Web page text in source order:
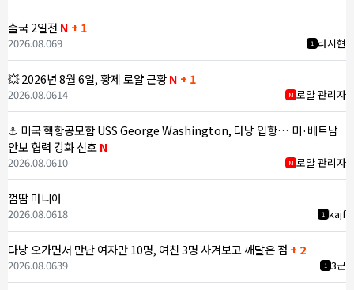
출국 2일전 N + 1
1 라시현
2026.08.069
💥 2026년 8월 6일, 황제 로얄 근황N + 1
M 로얄 관리자
2026.08.0614
⚓ 미국 핵항공모함 USS George Washington, 다낭 입항… 미·베트남
안보 협력 강화 신호N
M 로얄 관리자
2026.08.0610
껌땀 마니아
1 kajf
2026.08.0618
다낭 오가면서 만난 여자만 10명, 여친 3명 사겨보고 깨달은 점 + 2
1 3군
2026.08.0639